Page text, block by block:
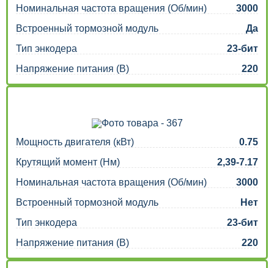
Номинальная частота вращения (Об/мин)
3000
Встроенный тормозной модуль
Да
Тип энкодера
23-бит
Напряжение питания (В)
220
Мощность двигателя (кВт)
0.75
Крутящий момент (Нм)
2,39-7.17
Номинальная частота вращения (Об/мин)
3000
Встроенный тормозной модуль
Нет
Тип энкодера
23-бит
Напряжение питания (В)
220